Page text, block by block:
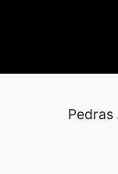
Pedras